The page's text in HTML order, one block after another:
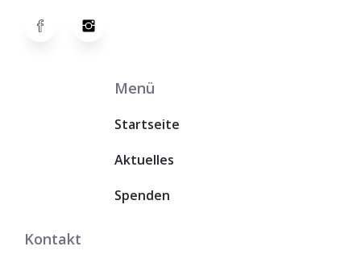
Menü
Startseite
Aktuelles
Spenden
Kontakt